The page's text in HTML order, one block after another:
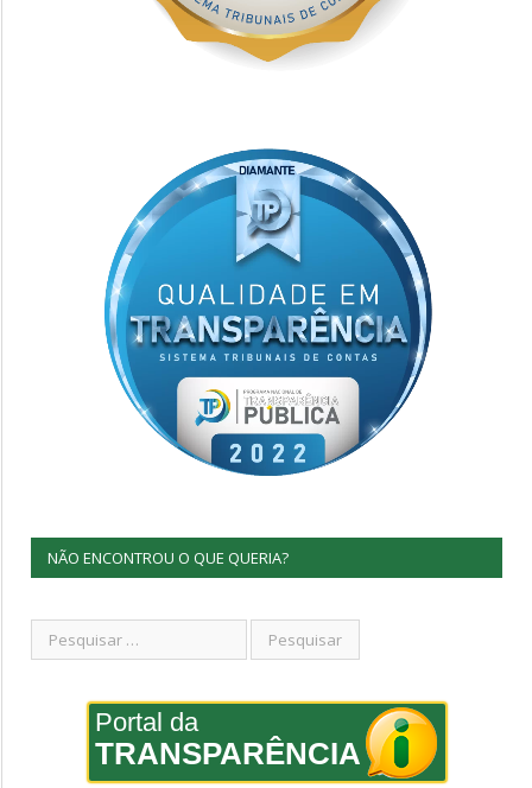
NÃO ENCONTROU O QUE QUERIA?
Portal da
TRANSPARÊNCIA